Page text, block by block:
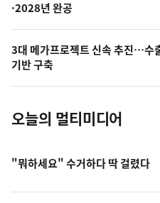
의
사
진
·2028년 완공
3대 메가프로젝트 신속 추진…수
기반 구축
오늘의 멀티미디어
"뭐하세요" 수거하다 딱 걸렸다